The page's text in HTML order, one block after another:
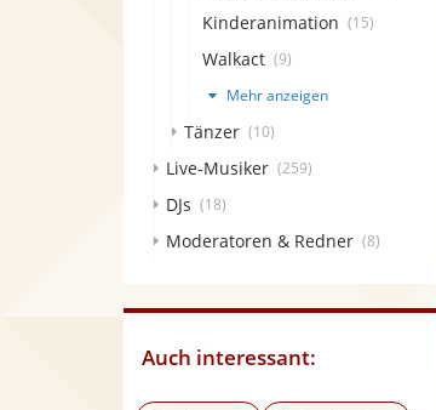
Kinderanimation (15)
Walkact (9)
Mehr anzeigen
Tänzer (10)
Live-Musiker (259)
DJs (18)
Moderatoren & Redner (8)
Auch interessant: